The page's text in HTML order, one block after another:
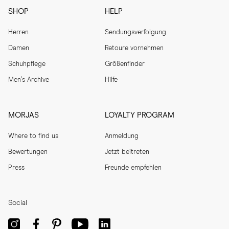
SHOP
Herren
Damen
Schuhpflege
Men's Archive
HELP
Sendungsverfolgung
Retoure vornehmen
Größenfinder
Hilfe
MORJAS
Where to find us
Bewertungen
Press
LOYALTY PROGRAM
Anmeldung
Jetzt beitreten
Freunde empfehlen
Social